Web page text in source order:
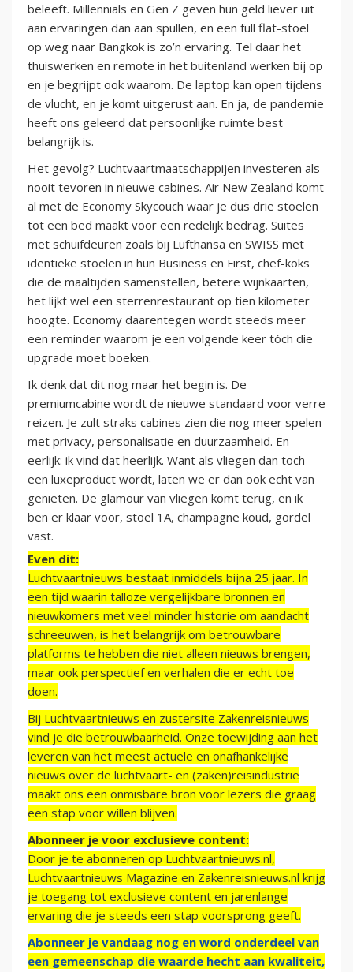
beleeft. Millennials en Gen Z geven hun geld liever uit
aan ervaringen dan aan spullen, en een full flat-stoel
op weg naar Bangkok is zo’n ervaring. Tel daar het
thuiswerken en remote in het buitenland werken bij op
en je begrijpt ook waarom. De laptop kan open tijdens
de vlucht, en je komt uitgerust aan. En ja, de pandemie
heeft ons geleerd dat persoonlijke ruimte best
belangrijk is.
Het gevolg? Luchtvaartmaatschappijen investeren als
nooit tevoren in nieuwe cabines. Air New Zealand komt
al met de Economy Skycouch waar je dus drie stoelen
tot een bed maakt voor een redelijk bedrag. Suites
met schuifdeuren zoals bij Lufthansa en SWISS met
identieke stoelen in hun Business en First, chef-koks
die de maaltijden samenstellen, betere wijnkaarten,
het lijkt wel een sterrenrestaurant op tien kilometer
hoogte. Economy daarentegen wordt steeds meer
een reminder waarom je een volgende keer tóch die
upgrade moet boeken.
Ik denk dat dit nog maar het begin is. De
premiumcabine wordt de nieuwe standaard voor verre
reizen. Je zult straks cabines zien die nog meer spelen
met privacy, personalisatie en duurzaamheid. En
eerlijk: ik vind dat heerlijk. Want als vliegen dan toch
een luxeproduct wordt, laten we er dan ook echt van
genieten. De glamour van vliegen komt terug, en ik
ben er klaar voor, stoel 1A, champagne koud, gordel
vast.
Even dit:
Luchtvaartnieuws bestaat inmiddels bijna 25 jaar. In
een tijd waarin talloze vergelijkbare bronnen en
nieuwkomers met veel minder historie om aandacht
schreeuwen, is het belangrijk om betrouwbare
platforms te hebben die niet alleen nieuws brengen,
maar ook perspectief en verhalen die er echt toe
doen.
Bij Luchtvaartnieuws en zustersite Zakenreisnieuws
vind je die betrouwbaarheid. Onze toewijding aan het
leveren van het meest actuele en onafhankelijke
nieuws over de luchtvaart- en (zaken)reisindustrie
maakt ons een onmisbare bron voor lezers die graag
een stap voor willen blijven.
Abonneer je voor exclusieve content:
Door je te abonneren op Luchtvaartnieuws.nl,
Luchtvaartnieuws Magazine en Zakenreisnieuws.nl krijg
je toegang tot exclusieve content en jarenlange
ervaring die je steeds een stap voorsprong geeft.
Abonneer je vandaag nog en word onderdeel van
een gemeenschap die waarde hecht aan kwaliteit,